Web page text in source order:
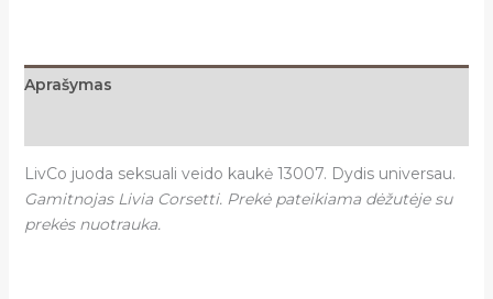
Aprašymas
LivCo juoda seksuali veido kaukė 13007. Dydis universau.
Gamitnojas Livia Corsetti. Prekė pateikiama dėžutėje su
prekės nuotrauka.